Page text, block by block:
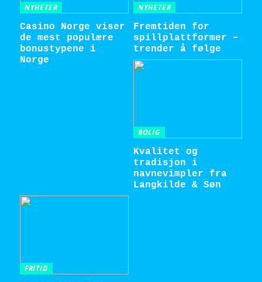
NYHETER
Casino Norge viser
de mest populære
bonustypene i
Norge
NYHETER
Fremtiden for
spillplattformer –
trender å følge
BOLIG
Kvalitet og
tradisjon i
navnevimpler fra
Langkilde & Søn
FRITID